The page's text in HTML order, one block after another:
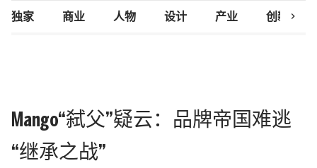
独家 商业 人物 设计 产业 创新研究
chevron_right
Mango“弑父”疑云：品牌帝国难逃
“继承之战”